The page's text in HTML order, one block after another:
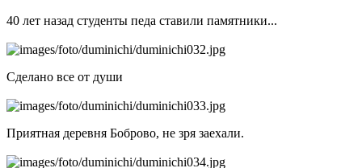
40 лет назад студенты педа ставили памятники...
Сделано все от души
Приятная деревня Боброво, не зря заехали.